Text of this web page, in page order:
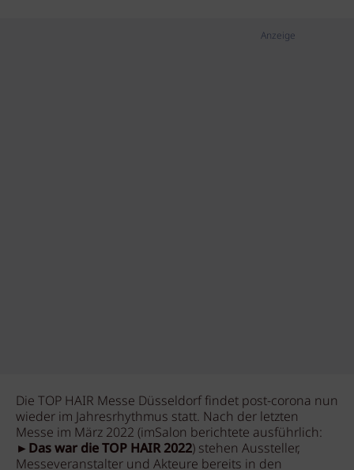
Anzeige
Die TOP HAIR Messe Düsseldorf findet post-corona nun
wieder im Jahresrhythmus statt. Nach der letzten
Messe im März 2022 (imSalon berichtete ausführlich:
►Das war die TOP HAIR 2022) stehen Aussteller,
Messeveranstalter und Akteure bereits in den